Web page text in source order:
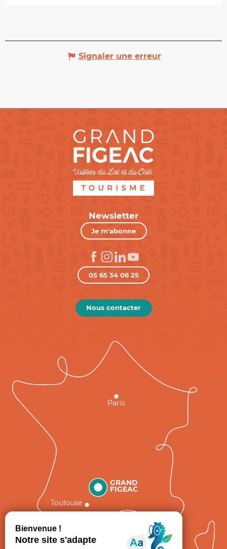
Signaler une erreur
Newsletter
Je m'abonne
05 65 34 06 25
Nous contacter
GRAND
FIGEAC
Toulouse
Paris